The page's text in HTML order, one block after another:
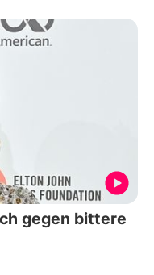
gegen bittere